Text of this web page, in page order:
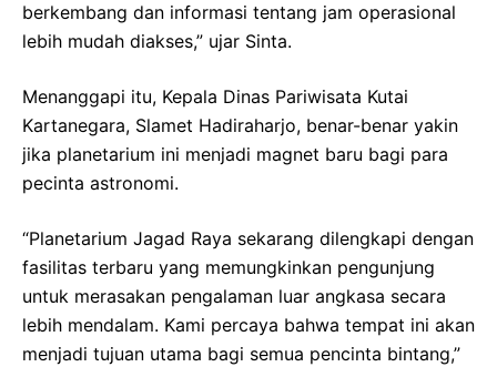
berkembang dan informasi tentang jam operasional
lebih mudah diakses,” ujar Sinta.
Menanggapi itu, Kepala Dinas Pariwisata Kutai
Kartanegara, Slamet Hadiraharjo, benar-benar yakin
jika planetarium ini menjadi magnet baru bagi para
pecinta astronomi.
“Planetarium Jagad Raya sekarang dilengkapi dengan
fasilitas terbaru yang memungkinkan pengunjung
untuk merasakan pengalaman luar angkasa secara
lebih mendalam. Kami percaya bahwa tempat ini akan
menjadi tujuan utama bagi semua pencinta bintang,”